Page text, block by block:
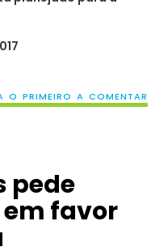
O PRIMEIRO A COMENTAR
pede
favor